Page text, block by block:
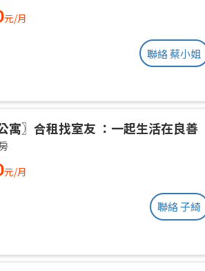
元/月
聯絡 蔡小姐
寓〗合租找室友 ：一起生活在良善
元/月
聯絡 子綺